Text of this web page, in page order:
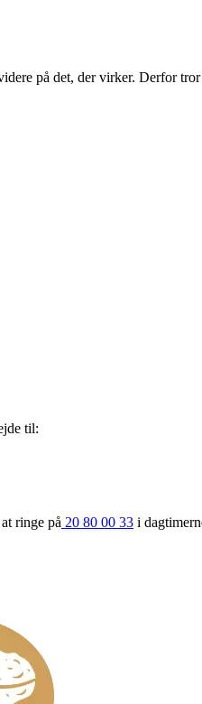
på det, der virker. Derfor
til:
ringe på 20 80 00 33 i